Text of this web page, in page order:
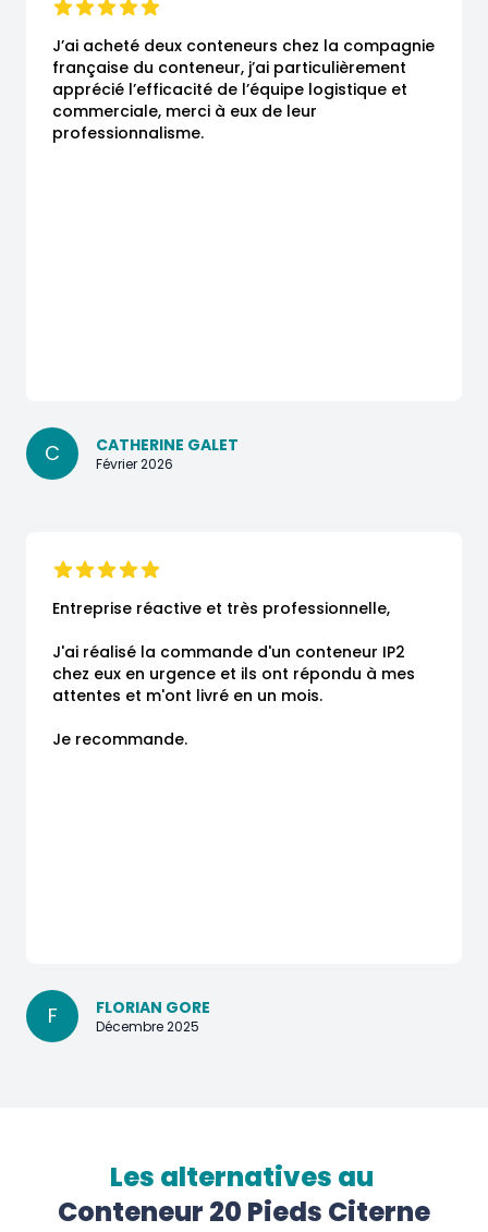
J’ai acheté deux conteneurs chez la compagnie
française du conteneur, j’ai particulièrement
apprécié l’efficacité de l’équipe logistique et
commerciale, merci à eux de leur
professionnalisme.
C CATHERINE GALET
Février 2026
Entreprise réactive et très professionnelle,
J'ai réalisé la commande d'un conteneur IP2
chez eux en urgence et ils ont répondu à mes
attentes et m'ont livré en un mois.
Je recommande.
F FLORIAN GORE
Décembre 2025
Les alternatives au
Conteneur 20 Pieds Citerne